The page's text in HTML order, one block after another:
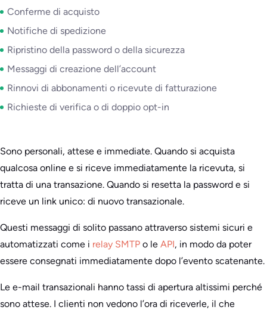
Conferme di acquisto
Notifiche di spedizione
Ripristino della password o della sicurezza
Messaggi di creazione dell’account
Rinnovi di abbonamenti o ricevute di fatturazione
Richieste di verifica o di doppio opt-in
Sono personali, attese e immediate. Quando si acquista
qualcosa online e si riceve immediatamente la ricevuta, si
tratta di una transazione. Quando si resetta la password e si
riceve un link unico: di nuovo transazionale.
Questi messaggi di solito passano attraverso sistemi sicuri e
automatizzati come i relay SMTP o le API, in modo da poter
essere consegnati immediatamente dopo l’evento scatenante.
Le e-mail transazionali hanno tassi di apertura altissimi perché
sono attese. I clienti non vedono l’ora di riceverle, il che